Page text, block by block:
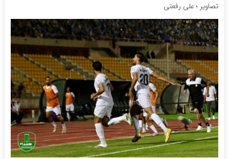
تصاویر ؛ علی رفعتی